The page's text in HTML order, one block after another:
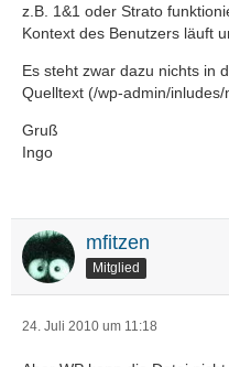
z.B. 1&1 oder Strato
Kontext des Benutzers läuft
Es steht zwar dazu nichts in
Quelltext (/wp-admin/
Gruß
Ingo
mfitzen
Mitglied
24. Juli 2010 um 11:18